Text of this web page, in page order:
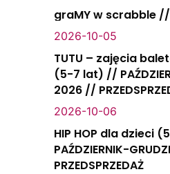
graMY w scrabble
2026-10-05
TUTU – zajęcia
(5-7 lat) //
2026 //
2026-10-06
HIP HOP dla dzieci
PAŹDZIERNIK-
PRZEDSPRZEDAŻ